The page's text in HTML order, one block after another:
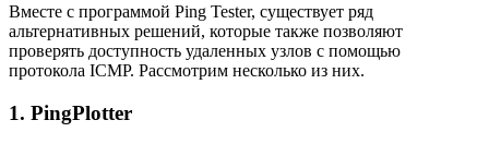
Вместе с программой Ping Tester, существует ряд
альтернативных решений, которые также позволяют
проверять доступность удаленных узлов с помощью
протокола ICMP. Рассмотрим несколько из них.
1. PingPlotter